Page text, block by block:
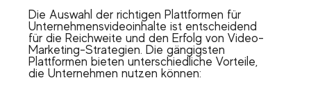
Die Auswahl der richtigen Plattformen für
Unternehmensvideoinhalte ist entscheidend
für die Reichweite und den Erfolg von Video-
Marketing-Strategien. Die gängigsten
Plattformen bieten unterschiedliche Vorteile,
die Unternehmen nutzen können: